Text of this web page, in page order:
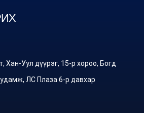
Хан-Уул дүүрэг, 15-р хороо, Богд
ЛС Плаза 6-р давхар